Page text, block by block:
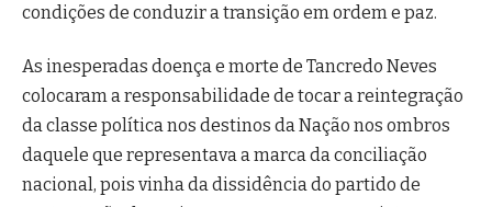
condições de conduzir a transição em ordem e paz.
As inesperadas doença e morte de Tancredo Neves
colocaram a responsabilidade de tocar a reintegração
da classe política nos destinos da Nação nos ombros
daquele que representava a marca da conciliação
nacional, pois vinha da dissidência do partido de